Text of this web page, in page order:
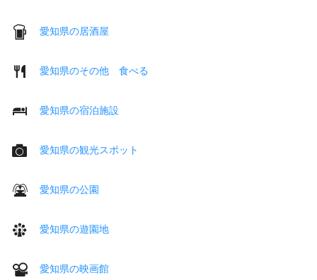
愛知県の居酒屋
愛知県のその他 食べる
愛知県の宿泊施設
愛知県の観光スポット
愛知県の公園
愛知県の遊園地
愛知県の映画館